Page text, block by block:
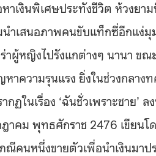
หาเงินพิเศษประทังชีวิต ห้วง
ำเสนอภาพคนขับแท็กซี่อีกแง่
ผู้หญิงไปรังแกต่างๆ นานา
ความรุนแรง ยิ่งในช่วงกลา
ฏในเรื่อง ‘ฉันชั่วเพราะชาย’
าคม พุทธศักราช 2476 เขียนโ
คนหนึ่งขายตัวเพื่อนำเงินมาปร